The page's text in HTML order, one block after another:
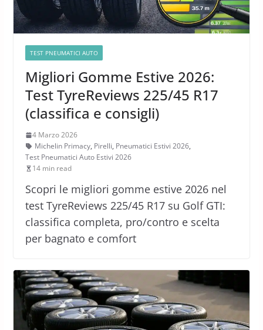
TEST PNEUMATICI AUTO
Migliori Gomme Estive 2026:
Test TyreReviews 225/45 R17
(classifica e consigli)
4 Marzo 2026
Michelin Primacy, Pirelli, Pneumatici Estivi 2026,
Test Pneumatici Auto Estivi 2026
14 min read
Scopri le migliori gomme estive 2026 nel
test TyreReviews 225/45 R17 su Golf GTI:
classifica completa, pro/contro e scelta
per bagnato e comfort